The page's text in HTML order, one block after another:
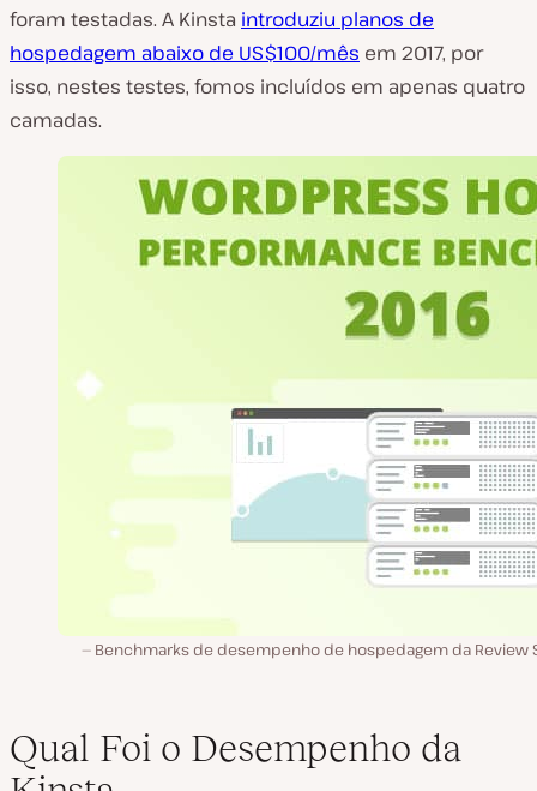
foram testadas. A Kinsta introduziu planos de
hospedagem abaixo de US$100/mês em 2017, por
isso, nestes testes, fomos incluídos em apenas quatro
camadas.
Benchmarks de desempenho de hospedagem da Review
Qual Foi o Desempenho da